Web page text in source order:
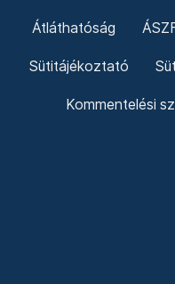
Átláthatóság
Sütitájékoztató
Kommentelési